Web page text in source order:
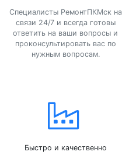
Специалисты РемонтПКМск на
связи 24/7 и всегда готовы
ответить на ваши вопросы и
проконсультировать вас по
нужным вопросам.
Быстро и качественно